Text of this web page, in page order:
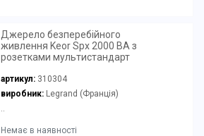
Джерело безперебійного
живлення Keor Spx 2000 ВА з
розетками мультистандарт
артикул: 310304
виробник:Legrand (Франція)
..
Немає в наявності